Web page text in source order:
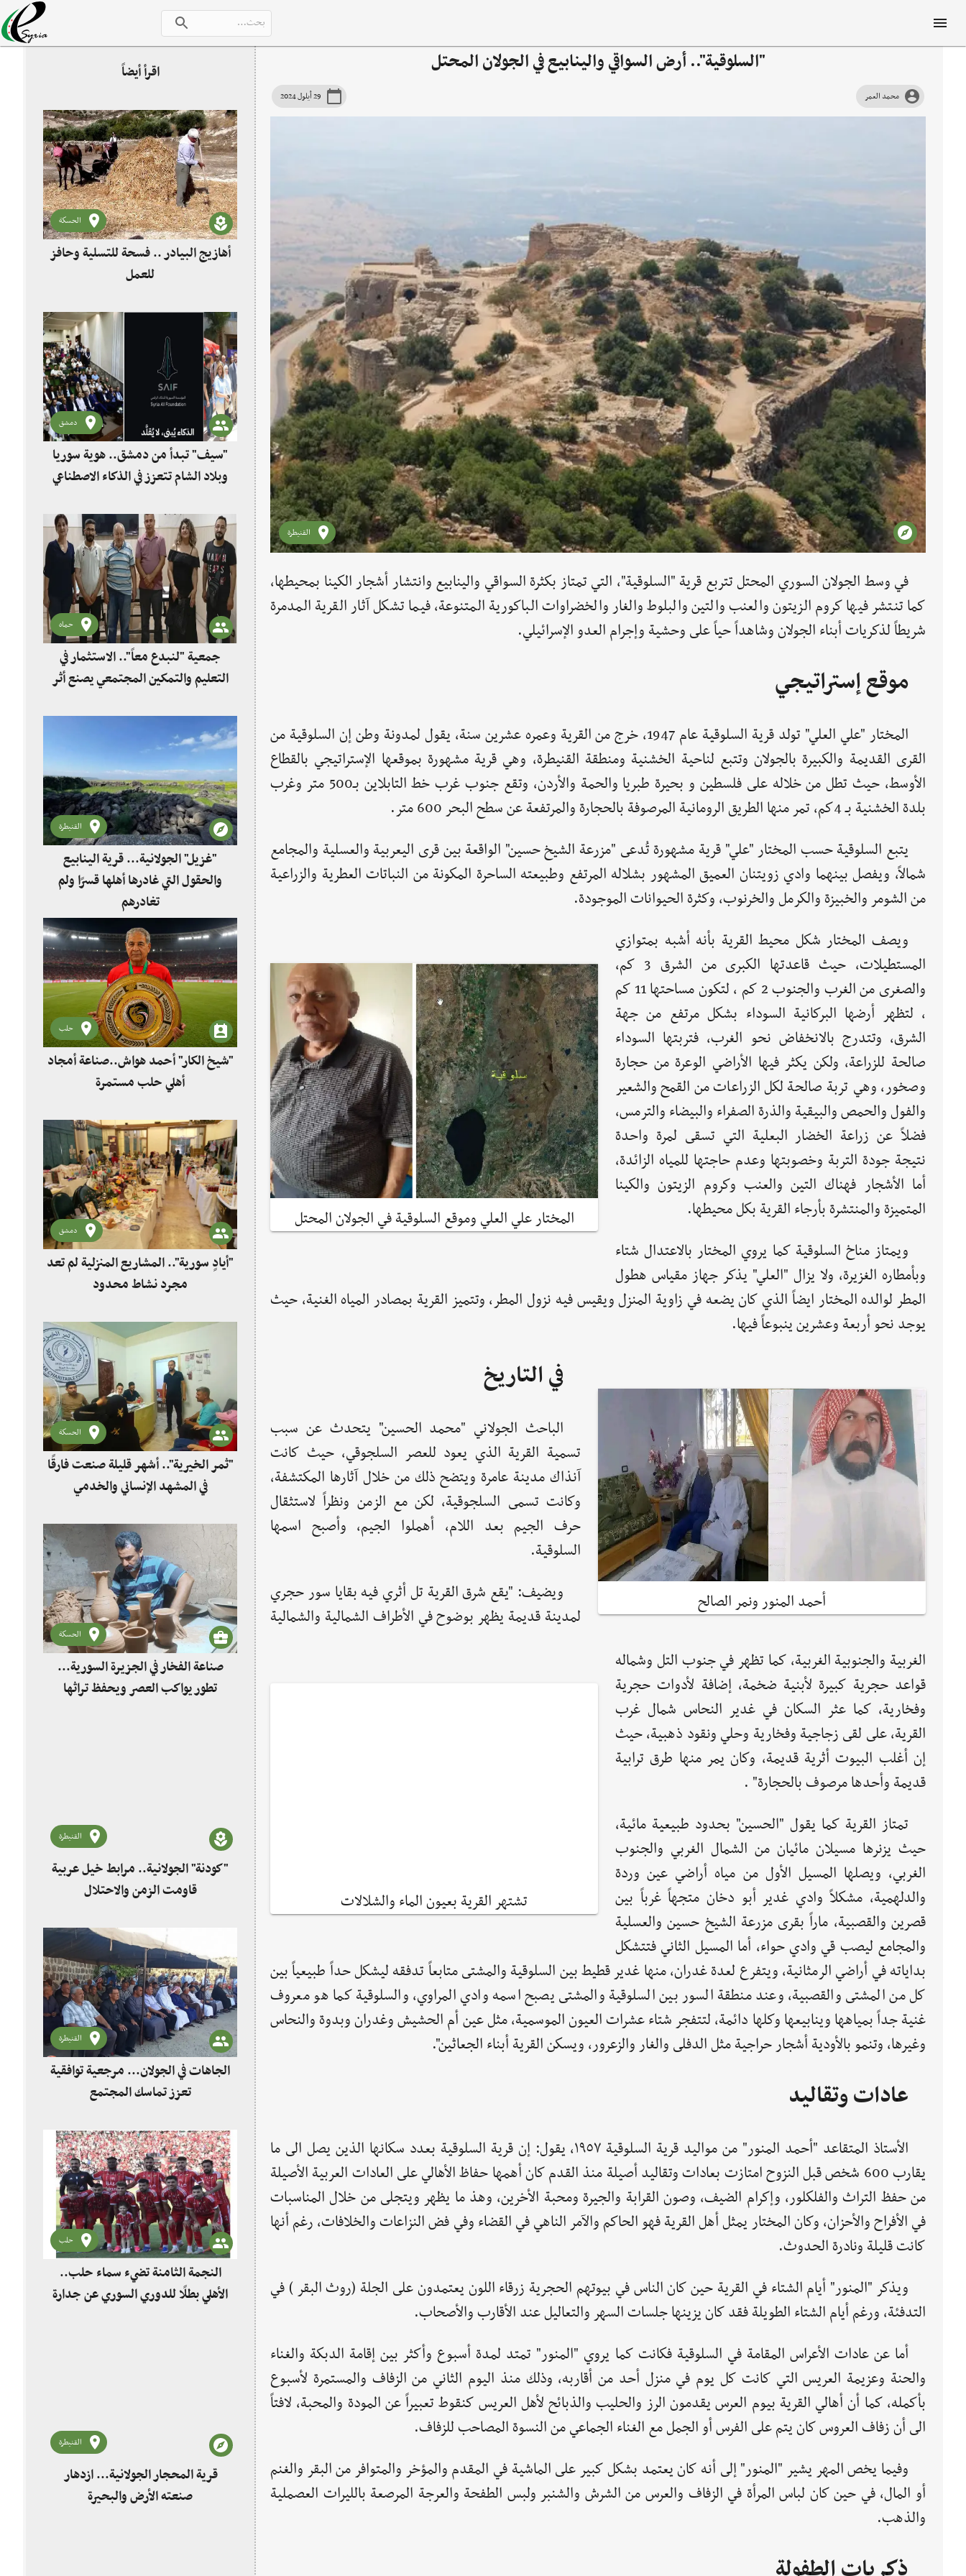
"السلوقية".. أرض السواقي والينابيع في الجولان المحتل
محمد العمر 29 أيلول 2024
القنيطرة
في وسط الجولان السوري المحتل تتربع قرية "السلوقية"، التي تمتاز بكثرة السواقي والينابيع وانتشار أشجار الكينا بمحيطها،
كما تنتشر فيها كروم الزيتون والعنب والتين والبلوط والغار والخضراوات الباكورية المتنوعة، فيما تشكل آثار القرية المدمرة
شريطاً لذكريات أبناء الجولان وشاهداً حياً على وحشية وإجرام العدو الإسرائيلي.
موقع إستراتيجي
المختار "علي العلي" تولد قرية السلوقية عام 1947، خرج من القرية وعمره عشرين سنة، يقول لمدونة وطن إن السلوقية من
القرى القديمة والكبيرة بالجولان وتتبع لناحية الخشنية ومنطقة القنيطرة، وهي قرية مشهورة بموقعها الإستراتيجي بالقطاع
الأوسط، حيث تطل من خلاله على فلسطين و بحيرة طبريا والحمة والأردن، وتقع جنوب غرب خط التابلاين بـ500 متر وغرب
بلدة الخشنية بـ 4كم، تمر منها الطريق الرومانية المرصوفة بالحجارة والمرتفعة عن سطح البحر 600 متر.
يتبع السلوقية حسب المختار "علي" قرية مشهورة تُدعى "مزرعة الشيخ حسين" الواقعة بين قرى اليعربية والعسلية والمجامع
شمالاً، ويفصل بينهما وادي زويتنان العميق المشهور بشلاله المرتفع وطبيعته الساحرة المكونة من النباتات العطرية والزراعية
من الشومر والخبيزة والكرمل والخرنوب، وكثرة الحيوانات الموجودة.
المختار علي العلي وموقع السلوقية في الجولان المحتل
ويصف المختار شكل محيط القرية بأنه أشبه بمتوازي
المستطيلات، حيث قاعدتها الكبرى من الشرق 3 كم،
والصغرى من الغرب والجنوب 2 كم ، لتكون مساحتها 11 كم
، لتظهر أرضها البركانية السوداء بشكل مرتفع من جهة
الشرق، وتتدرج بالانخفاض نحو الغرب، فتربتها السوداء
صالحة للزراعة، ولكن يكثر فيها الأراضي الوعرة من حجارة
وصخور، وهي تربة صالحة لكل الزراعات من القمح والشعير
والفول والحمص والبيقية والذرة الصفراء والبيضاء والترمس،
فضلاً عن زراعة الخضار البعلية التي تسقى لمرة واحدة
نتيجة جودة التربة وخصوبتها وعدم حاجتها للمياه الزائدة،
أما الأشجار فهناك التين والعنب وكروم الزيتون والكينا
المتميزة والمنتشرة بأرجاء القرية بكل محيطها.
ويمتاز مناخ السلوقية كما يروي المختار بالاعتدال شتاء
وبأمطاره الغزيرة، ولا يزال "العلي" يذكر جهاز مقياس هطول
المطر لوالده المختار ايضاً الذي كان يضعه في زاوية المنزل ويقيس فيه نزول المطر، وتتميز القرية بمصادر المياه الغنية، حيث
يوجد نحو أربعة وعشرين ينبوعاً فيها.
أحمد المنور ونمر الصالح
في التاريخ
تشتهر القرية بعيون الماء والشلالات
الباحث الجولاني "محمد الحسين" يتحدث عن سبب
تسمية القرية الذي يعود للعصر السلجوقي، حيث كانت
آنذاك مدينة عامرة ويتضح ذلك من خلال آثارها المكتشفة،
وكانت تسمى السلجوقية، لكن مع الزمن ونظراً لاستثقال
حرف الجيم بعد اللام، أهملوا الجيم، وأصبح اسمها
السلوقية.
ويضيف: "يقع شرق القرية تل أثري فيه بقايا سور حجري
لمدينة قديمة يظهر بوضوح في الأطراف الشمالية والشمالية
الغربية والجنوبية الغربية، كما تظهر في جنوب التل وشماله
قواعد حجرية كبيرة لأبنية ضخمة، إضافة لأدوات حجرية
وفخارية، كما عثر السكان في غدير النحاس شمال غرب
القرية، على لقى زجاجية وفخارية وحلي ونقود ذهبية، حيث
إن أغلب البيوت أثرية قديمة، وكان يمر منها طرق ترابية
قديمة وأحدها مرصوف بالحجارة" .
تمتاز القرية كما يقول "الحسين" بحدود طبيعية مائية،
حيث يزنرها مسيلان مائيان من الشمال الغربي والجنوب
الغربي، ويصلها المسيل الأول من مياه أراضي عين وردة
والدلهمية، مشكلاً وادي غدير أبو دخان متجهاً غرباً بين
قصرين والقصبية، ماراً بقرى مزرعة الشيخ حسين والعسلية
والمجامع ليصب قي وادي حواء، أما المسيل الثاني فتتشكل
بداياته في أراضي الرمثانية، ويتفرع لعدة غدران، منها غدير قطيط بين السلوقية والمشتى متابعاً تدفقه ليشكل حداً طبيعياً بين
كل من المشتى والقصبية، وعند منطقة السور بين السلوقية والمشتى يصبح اسمه وادي المراوي، والسلوقية كما هو معروف
غنية جداً بمياهها وينابيعها وكلها دائمة، لتتفجر شتاء عشرات العيون الموسمية، مثل عين أم الحشيش وغدران وبدوة والنحاس
وغيرها، وتنمو بالأودية أشجار حراجية مثل الدفلى والغار والزعرور، ويسكن القرية أبناء الجعاثين".
عادات وتقاليد
الأستاذ المتقاعد "أحمد المنور" من مواليد قرية السلوقية ١٩٥٧، يقول: إن قرية السلوقية بعدد سكانها الذين يصل الى ما
يقارب 600 شخص قبل النزوح امتازت بعادات وتقاليد أصيلة منذ القدم كان أهمها حفاظ الأهالي على العادات العربية الأصيلة
من حفظ التراث والفلكلور، وإكرام الضيف، وصون القرابة والجيرة ومحبة الأخرين، وهذ ما يظهر ويتجلى من خلال المناسبات
في الأفراح والأحزان، وكان المختار يمثل أهل القرية فهو الحاكم والآمر الناهي في القضاء وفي فض النزاعات والخلافات، رغم أنها
كانت قليلة ونادرة الحدوث.
ويذكر "المنور" أيام الشتاء في القرية حين كان الناس في بيوتهم الحجرية زرقاء اللون يعتمدون على الجلة (روث البقر ) في
التدفئة، ورغم أيام الشتاء الطويلة فقد كان يزينها جلسات السهر والتعاليل عند الأقارب والأصحاب.
أما عن عادات الأعراس المقامة في السلوقية فكانت كما يروي "المنور" تمتد لمدة أسبوع وأكثر بين إقامة الدبكة والغناء
والحنة وعزيمة العريس التي كانت كل يوم في منزل أحد من أقاربه، وذلك منذ اليوم الثاني من الزفاف والمستمرة لأسبوع
بأكمله، كما أن أهالي القرية بيوم العرس يقدمون الرز والحليب والذبائح لأهل العريس كنقوط تعبيراً عن المودة والمحبة، لافتاً
الى أن زفاف العروس كان يتم على الفرس أو الجمل مع الغناء الجماعي من النسوة المصاحب للزفاف.
وفيما يخص المهر يشير "المنور" إلى أنه كان يعتمد بشكل كبير على الماشية في المقدم والمؤخر والمتوافر من البقر والغنم
أو المال، في حين كان لباس المرأة في الزفاف والعرس من الشرش والشنبر ولبس الطفحة والعرجة المرصعة بالليرات العصملية
والذهب.
اقرأ أيضاً
الحسكة
أهازيج البيادر .. فسحة للتسلية وحافز
للعمل
دمشق
"سيف" تبدأ من دمشق.. هوية سوريا
وبلاد الشام تتعزز في الذكاء الاصطناعي
حماه
جمعية "لنبدع معاً".. الاستثمار في
التعليم والتمكين المجتمعي يصنع أثر
القنيطرة
"غزيل" الجولانية... قرية الينابيع
والحقول التي غادرها أهلها قسرًا ولم
تغادرهم
حلب
"شيخ الكار" أحمد هواش..صناعة أمجاد
أهلي حلب مستمرة
دمشق
"أيادٍ سورية".. المشاريع المنزلية لم تعد
مجرد نشاط محدود
الحسكة
"ثمر الخيرية".. أشهر قليلة صنعت فارقًا
في المشهد الإنساني والخدمي
الحسكة
صناعة الفخار في الجزيرة السورية...
تطور يواكب العصر ويحفظ تراثها
القنيطرة
"كودنة" الجولانية.. مرابط خيل عربية
قاومت الزمن والاحتلال
القنيطرة
الجاهات في الجولان... مرجعية توافقية
تعزز تماسك المجتمع
حلب
النجمة الثامنة تضيء سماء حلب..
الأهلي بطلًا للدوري السوري عن جدارة
القنيطرة
قرية المحجار الجولانية... ازدهار
صنعته الأرض والبحيرة